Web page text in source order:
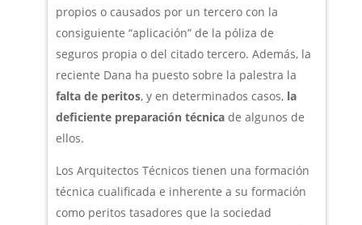
propios o causados por un tercero con la
consiguiente “aplicación” de la póliza de
seguros propia o del citado tercero. Además, la
reciente Dana ha puesto sobre la palestra la
falta de peritos, y en determinados casos, la
deficiente preparación técnicade algunos de
ellos.
Los Arquitectos Técnicos tienen una formación
técnica cualificada e inherente a su formación
como peritos tasadores que la sociedad